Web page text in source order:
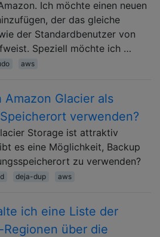
Ich möchte einen neuen
der das gleiche
der Standardbenutzer von
Speziell möchte ich …
aws
Amazon Glacier als
verwenden?
Storage ist attraktiv
es eine Möglichkeit, Backup
zu verwenden?
deja-dup aws
ich eine Liste der
Regionen über die